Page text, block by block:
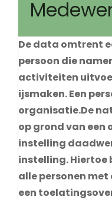
De data omtrent
persoon die
activiteiten
ijsmaken. Een
organisatie.De
op grond van een
instelling
instelling. Hiertoe
alle personen
een